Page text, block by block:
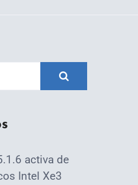
activa de
Intel Xe3